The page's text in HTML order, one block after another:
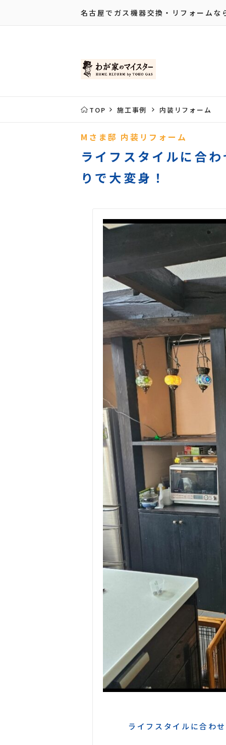
名古屋でガス機器交換・リフォーム
TOP 施工事例 内装リフォーム
Mさま邸 内装リフォーム
ライフスタイルに合
りで大変身！
ライフスタイルに合わ